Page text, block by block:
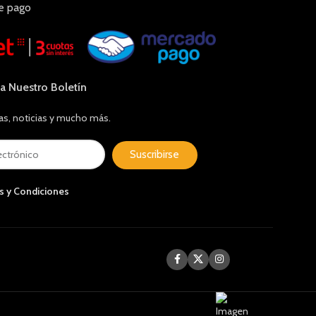
pago
Nuestro Boletín
noticias y mucho más.
Suscribirse
y Condiciones